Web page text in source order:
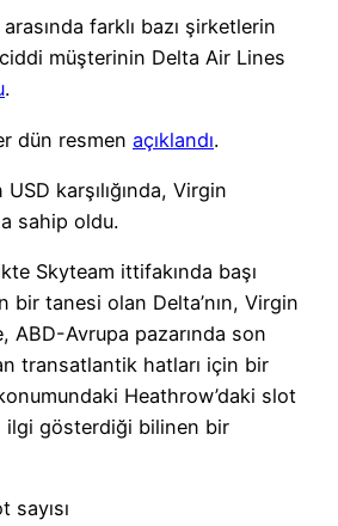
farklı bazı şirketlerin
müşterinin Delta Air Lines
.
dün resmen açıklandı.
karşılığında, Virgin
sahip oldu.
Skyteam ittifakında başı
bir tanesi olan Delta’nın, Virgin
ABD-Avrupa pazarında son
transatlantik hatları için bir
Heathrow’daki slot
ilgi gösterdiği bilinen bir